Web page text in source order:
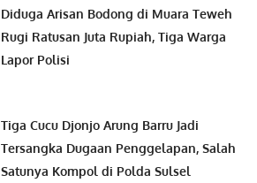
Diduga Arisan Bodong di Muara Teweh
Rugi Ratusan Juta Rupiah, Tiga Warga
Lapor Polisi
Tiga Cucu Djonjo Arung Barru Jadi
Tersangka Dugaan Penggelapan, Salah
Satunya Kompol di Polda Sulsel